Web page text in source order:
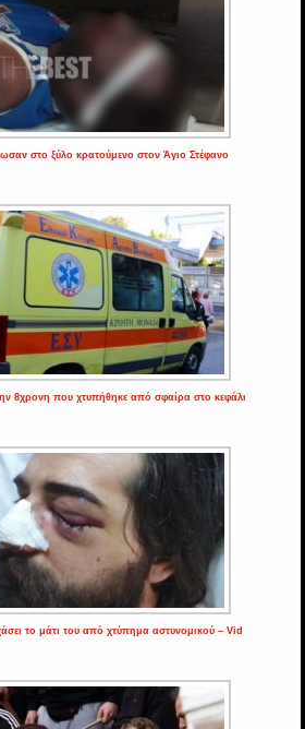
στο ξύλο κρατούμενο στον Άγιο Στέφανο
8χρονη που χτυπήθηκε από σφαίρα στο κεφάλι
το μάτι του από χτύπημα αστυνομικού – Vid